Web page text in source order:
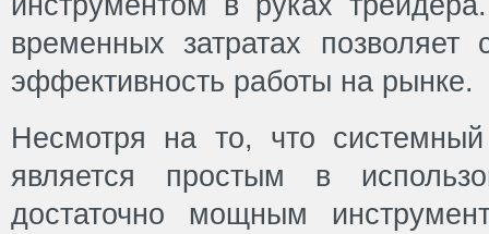
временных затратах позволяет
эффективность работы на рынке.
Несмотря на то, что
является простым в
достаточно мощным